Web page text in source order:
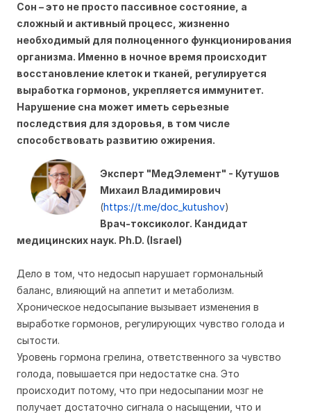
Сон – это не просто пассивное состояние, а
сложный и активный процесс, жизненно
необходимый для полноценного функционирования
организма. Именно в ночное время происходит
восстановление клеток и тканей, регулируется
выработка гормонов, укрепляется иммунитет.
Нарушение сна может иметь серьезные
последствия для здоровья, в том числе
способствовать развитию ожирения.
Эксперт "МедЭлемент" - Кутушов
Михаил Владимирович
(https://t.me/doc_kutushov)
Врач-токсиколог. Кандидат
медицинских наук. Ph.D. (Israel)
Дело в том, что недосып нарушает гормональный
баланс, влияющий на аппетит и метаболизм.
Хроническое недосыпание вызывает изменения в
выработке гормонов, регулирующих чувство голода и
сытости.
Уровень гормона грелина, ответственного за чувство
голода, повышается при недостатке сна. Это
происходит потому, что при недосыпании мозг не
получает достаточно сигнала о насыщении, что и